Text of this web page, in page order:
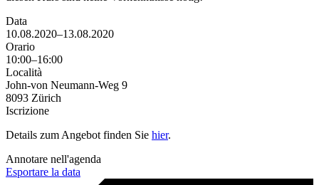
Data
10.08.2020–13.08.2020
Orario
10:00–16:00
Località
John-von Neumann-Weg 9
8093 Zürich
Iscrizione
Details zum Angebot finden Sie hier.
Annotare nell'agenda
Esportare la data